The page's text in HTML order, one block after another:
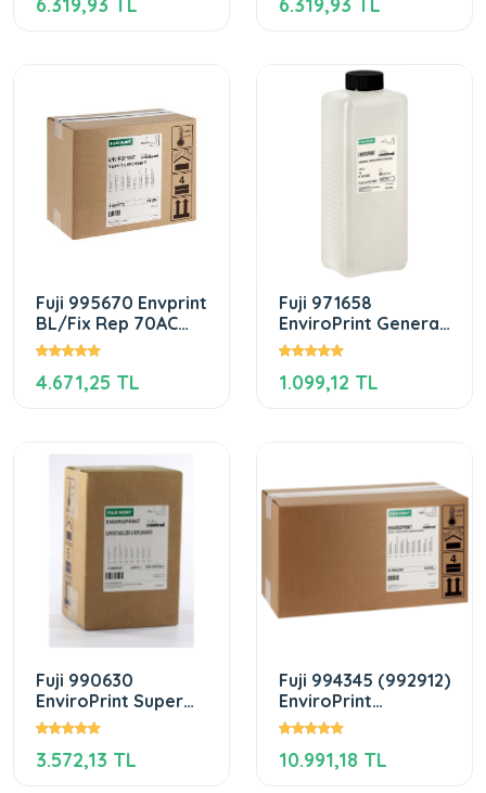
Fuji 995670 Envprint
BL/Fix Rep 70AC
2x10L
4.671,25 TL
Fuji 971658
EnviroPrint General
Developer Starter ​
1.099,12 TL
Fuji 990630
EnviroPrint Super
Stabilizer AC
3.572,13 TL
Fuji 994345 (992912)
EnviroPrint
Developer Rep.
10.991,18 TL